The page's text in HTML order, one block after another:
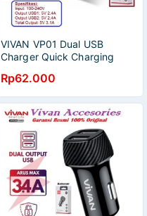
VIVAN VP01 Dual USB
Charger Quick Charging
Rp62.000